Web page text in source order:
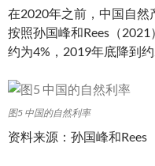
在2020年之前，中国自然
按照孙国峰和Rees（
约为4%，2019年底降到约
图5 中国的自然利率
资料来源：孙国峰和Rees